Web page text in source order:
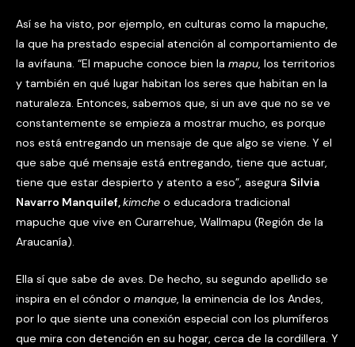
Así se ha visto, por ejemplo, en culturas como la mapuche,
la que ha prestado especial atención al comportamiento de
la avifauna. “El mapuche conoce bien la mapu, los territorios
y también en qué lugar habitan los seres que habitan en la
naturaleza. Entonces, sabemos que, si un ave que no se ve
constantemente se empieza a mostrar mucho, es porque
nos está entregando un mensaje de que algo se viene. Y el
que sabe qué mensaje está entregando, tiene que actuar,
tiene que estar despierto y atento a eso”, asegura Silvia
Navarro Manquilef,kimche o educadora tradicional
mapuche que vive en Curarrehue, Wallmapu (Región de la
Araucanía).
Ella sí que sabe de aves. De hecho, su segundo apellido se
inspira en el cóndor o manque, la eminencia de los Andes,
por lo que siente una conexión especial con los plumíferos
que mira con detención en su hogar, cerca de la cordillera. Y